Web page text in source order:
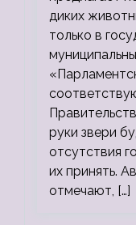
диких
только в
руки звери
отсутствия
их принять.
отмечают, […]